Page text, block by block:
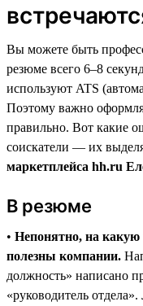
Вы можете быть
резюме всего 6–8
используют ATS
Поэтому важно
правильно. Вот какие
соискатели — их
маркетплейса hh.ru
В резюме
• Непонятно, на какую
полезны компании.
должность» написано
«руководитель